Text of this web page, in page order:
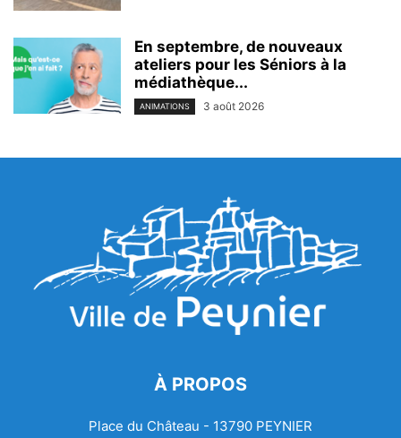
En septembre, de nouveaux
ateliers pour les Séniors à la
médiathèque...
ANIMATIONS 3 août 2026
À PROPOS
Place du Château - 13790 PEYNIER